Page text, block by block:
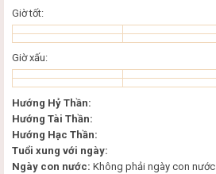
Giờ tốt:
Giờ xấu:
Hướng Hỷ Thần:
Hướng Tài Thần:
Hướng Hạc Thần:
Tuổi xung với ngày:
Ngày con nước: Không phải ngày con nước